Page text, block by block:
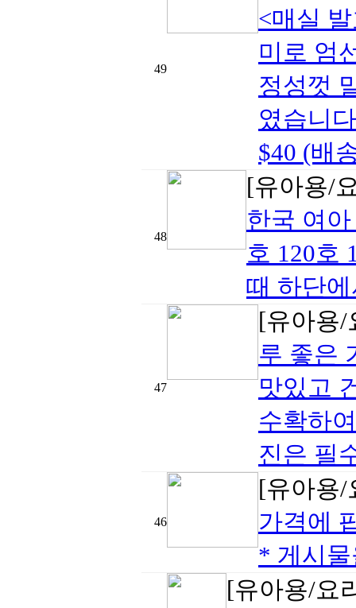
49
<매실
미로 엄
정성껏
였습니
$40 (배
48
[유아용/
한국 여
호 120호
때 하단
47
[유아용
루 좋은
맛있고
수확하
진은 필
46
[유아용
가격에
* 게시물
[유아용/요